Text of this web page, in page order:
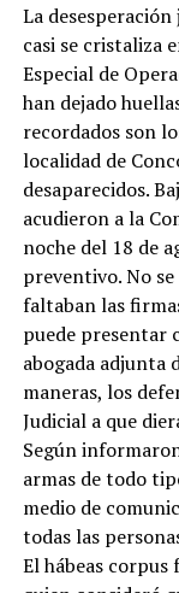
La
casi se cristaliza
Especial de
han dejado
recordados son
localidad de
desaparecidos.
acudieron a la
noche del 18 de
preventivo. No
faltaban las
puede presentar
abogada adjunta
maneras, los
Judicial a que
Según
armas de todo
medio de
todas las
El hábeas corpus